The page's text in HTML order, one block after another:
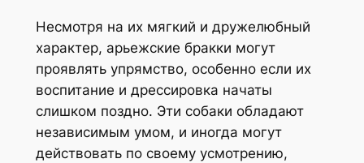
Несмотря на их мягкий и дружелюбный
характер, арьежские бракки могут
проявлять упрямство, особенно если их
воспитание и дрессировка начаты
слишком поздно. Эти собаки обладают
независимым умом, и иногда могут
действовать по своему усмотрению,